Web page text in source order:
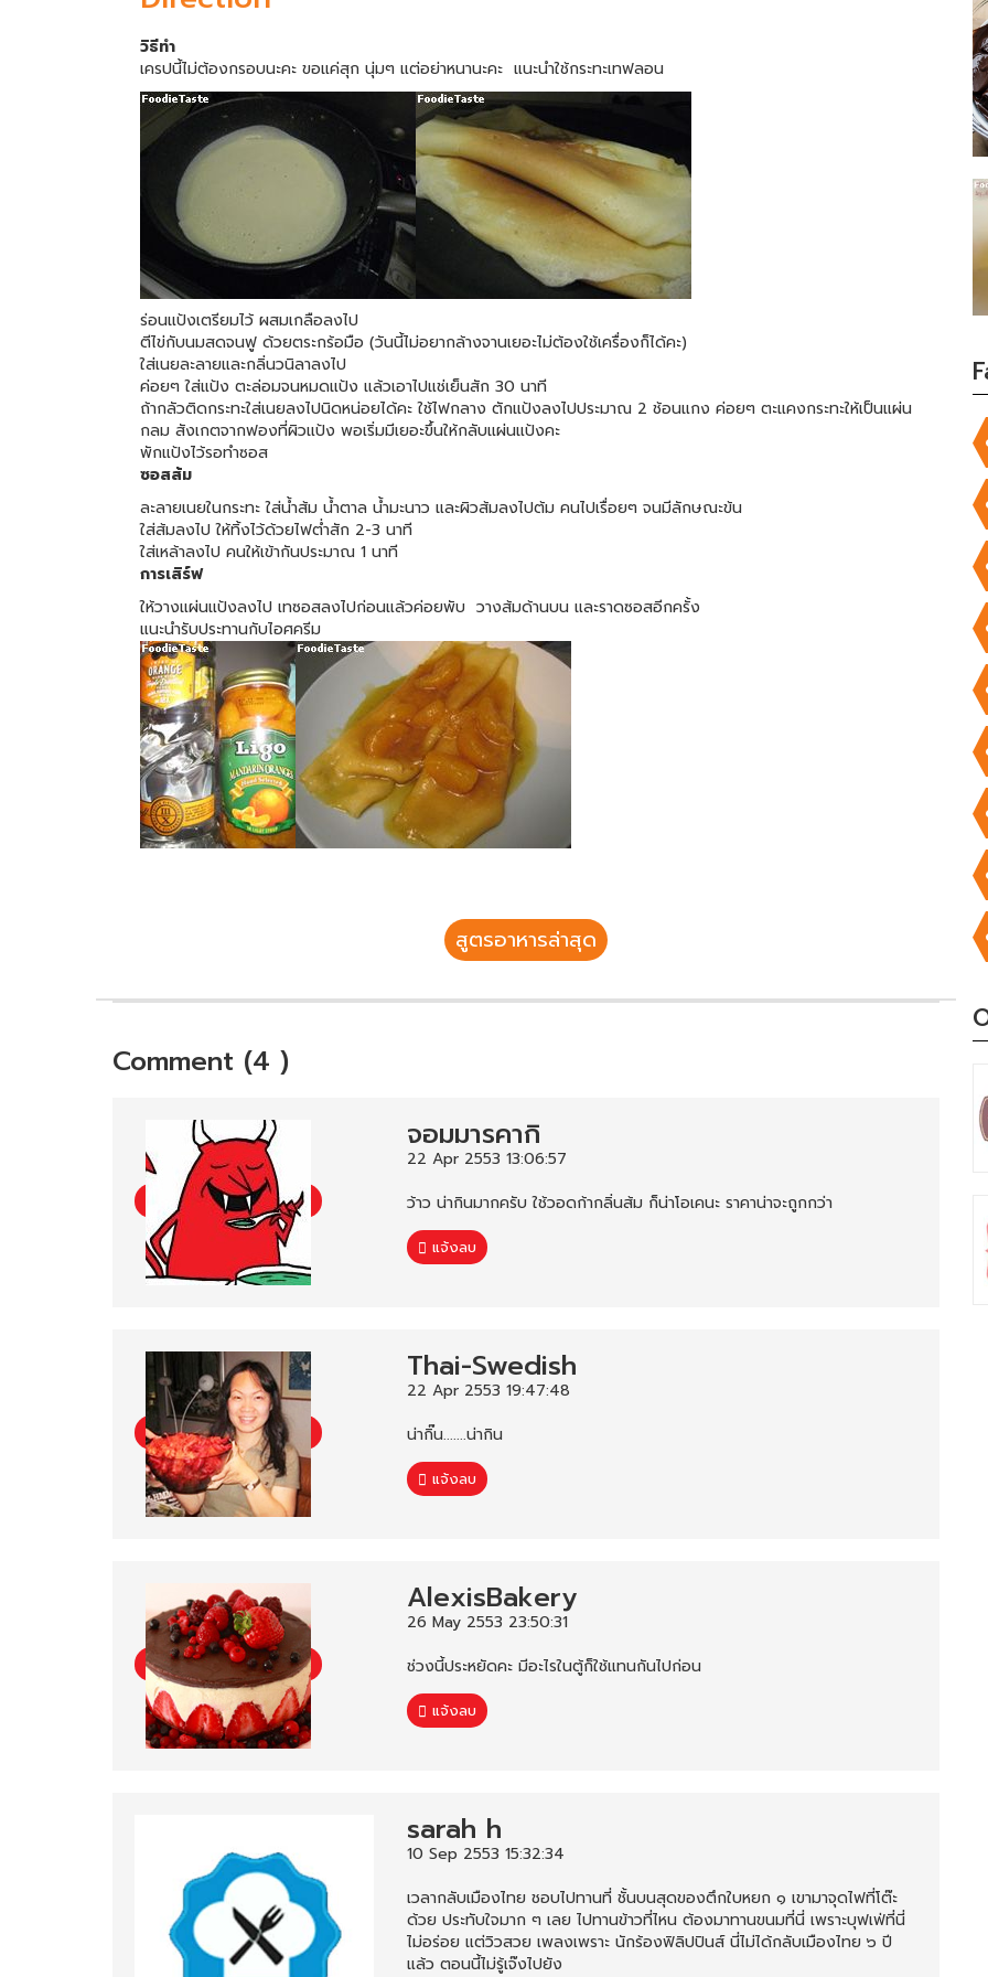
วิธีทำ
เครปนี้ไม่ต้องกรอบนะคะ ขอแค่สุก นุ่มๆ แต่อย่าหนานะคะ แนะนำใช้กระทะเทฟลอน
ร่อนแป้งเตรียมไว้ ผสมเกลือลงไป
ตีไข่กับนมสดจนฟู ด้วยตระกร้อมือ (วันนี้ไม่อยากล้างจานเยอะไม่ต้องใช้เครื่องก็ได้คะ)
ใส่เนยละลายและกลิ่นวนิลาลงไป
ค่อยๆ ใส่แป้ง ตะล่อมจนหมดแป้ง แล้วเอาไปแช่เย็นสัก 30 นาที
ถ้ากลัวติดกระทะใส่เนยลงไปนิดหน่อยได้คะ ใช้ไฟกลาง ตักแป้งลงไปประมาณ 2 ช้อนแกง ค่อยๆ ตะแคงกระทะให้เป็นแผ่น
กลม สังเกตจากฟองที่ผิวแป้ง พอเริ่มมีเยอะขึ้นให้กลับแผ่นแป้งคะ
พักแป้งไว้รอทำซอส
ซอสส้ม
ละลายเนยในกระทะ ใส่น้ำส้ม น้ำตาล น้ำมะนาว และผิวส้มลงไปต้ม คนไปเรื่อยๆ จนมีลักษณะข้น
ใส่ส้มลงไป ให้ทิ้งไว้ด้วยไฟต่ำสัก 2-3 นาที
ใส่เหล้าลงไป คนให้เข้ากันประมาณ 1 นาที
การเสิร์ฟ
ให้วางแผ่นแป้งลงไป เทซอสลงไปก่อนแล้วค่อยพับ วางส้มด้านบน และราดซอสอีกครั้ง
แนะนำรับประทานกับไอศครีม
สูตรอาหารล่าสุด
Comment (4 )
จอมมารคากิ
22 Apr 2553 13:06:57
ว้าว น่ากินมากครับ ใช้วอดก้ากลิ่นส้ม ก็น่าโอเคนะ ราคาน่าจะถูกกว่า
แจ้งลบ
Thai-Swedish
22 Apr 2553 19:47:48
น่ากิ๊น.......น่ากิน
แจ้งลบ
AlexisBakery
26 May 2553 23:50:31
ช่วงนี้ประหยัดคะ มีอะไรในตู้ก็ใช้แทนกันไปก่อน
แจ้งลบ
sarah h
10 Sep 2553 15:32:34
เวลากลับเมืองไทย ชอบไปทานที่ ชั้นบนสุดของตึกใบหยก ๑ เขามาจุดไฟที่โต๊ะ
ด้วย ประทับใจมาก ๆ เลย ไปทานข้าวที่ไหน ต้องมาทานขนมที่นี่ เพราะบุฟเฟ่ที่นี่
ไม่อร่อย แต่วิวสวย เพลงเพราะ นักร้องฟิลิปปินส์ นี่ไม่ได้กลับเมืองไทย ๖ ปี
แล้ว ตอนนี้ไม่รู้เจ๊งไปยัง